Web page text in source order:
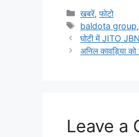
Categories
खबरें,फोटो
Tags
baldota group,
घोटी में JITO
अनिल कावड़िया
Leave a